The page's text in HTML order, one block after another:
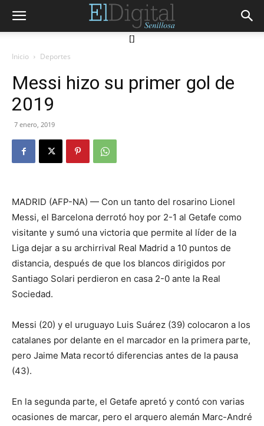
[]
Inicio Deportes
Messi hizo su primer gol de
2019
7 enero, 2019
MADRID (AFP-NA) — Con un tanto del rosarino Lionel
Messi, el Barcelona derrotó hoy por 2-1 al Getafe como
visitante y sumó una victoria que permite al líder de la
Liga dejar a su archirrival Real Madrid a 10 puntos de
distancia, después de que los blancos dirigidos por
Santiago Solari perdieron en casa 2-0 ante la Real
Sociedad.
Messi (20) y el uruguayo Luis Suárez (39) colocaron a los
catalanes por delante en el marcador en la primera parte,
pero Jaime Mata recortó diferencias antes de la pausa
(43).
En la segunda parte, el Getafe apretó y contó con varias
ocasiones de marcar, pero el arquero alemán Marc-André